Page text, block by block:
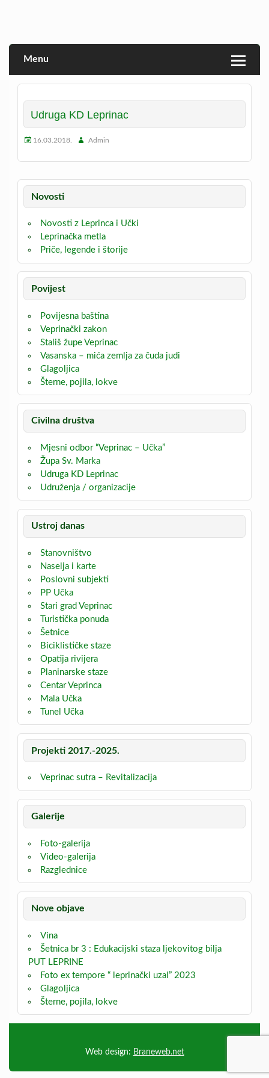
Menu
Udruga KD Leprinac
16.03.2018. Admin
Novosti
Novosti z Leprinca i Učki
Leprinačka metla
Priče, legende i štorije
Povijest
Povijesna baština
Veprinački zakon
Stališ župe Veprinac
Vasanska – mića zemlja za čuda judi
Glagoljica
Šterne, pojila, lokve
Civilna društva
Mjesni odbor “Veprinac – Učka”
Župa Sv. Marka
Udruga KD Leprinac
Udruženja / organizacije
Ustroj danas
Stanovništvo
Naselja i karte
Poslovni subjekti
PP Učka
Stari grad Veprinac
Turistička ponuda
Šetnice
Biciklističke staze
Opatija rivijera
Planinarske staze
Centar Veprinca
Mala Učka
Tunel Učka
Projekti 2017.-2025.
Veprinac sutra – Revitalizacija
Galerije
Foto-galerija
Video-galerija
Razglednice
Nove objave
Vina
Šetnica br 3 : Edukacijski staza ljekovitog bilja
PUT LEPRINE
Foto ex tempore “ leprinački uzal” 2023
Glagoljica
Šterne, pojila, lokve
Web design: Braneweb.net